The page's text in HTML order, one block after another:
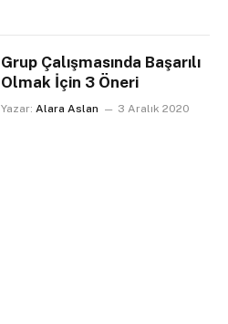
Grup Çalışmasında Başarılı
Olmak İçin 3 Öneri
Yazar: Alara Aslan 3 Aralık 2020